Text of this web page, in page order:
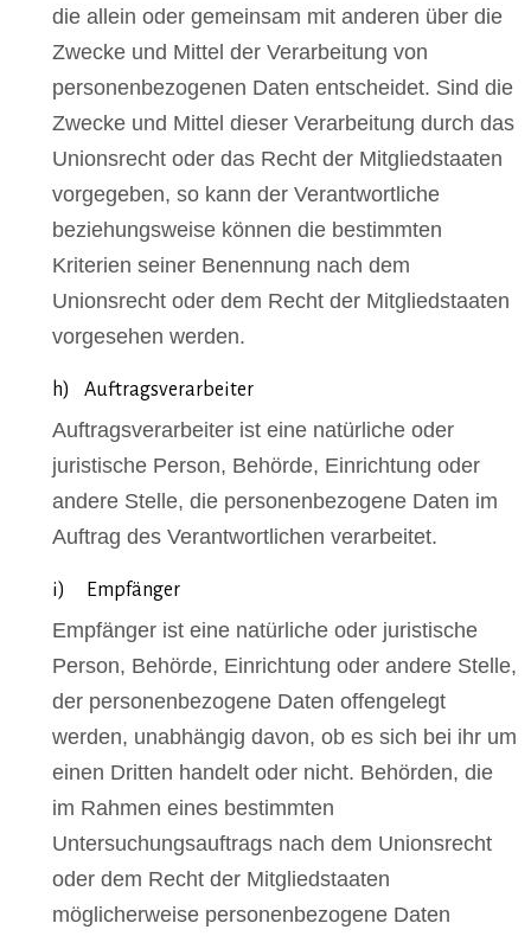
die allein oder gemeinsam mit anderen über die
Zwecke und Mittel der Verarbeitung von
personenbezogenen Daten entscheidet. Sind die
Zwecke und Mittel dieser Verarbeitung durch das
Unionsrecht oder das Recht der Mitgliedstaaten
vorgegeben, so kann der Verantwortliche
beziehungsweise können die bestimmten
Kriterien seiner Benennung nach dem
Unionsrecht oder dem Recht der Mitgliedstaaten
vorgesehen werden.
h) Auftragsverarbeiter
Auftragsverarbeiter ist eine natürliche oder
juristische Person, Behörde, Einrichtung oder
andere Stelle, die personenbezogene Daten im
Auftrag des Verantwortlichen verarbeitet.
i) Empfänger
Empfänger ist eine natürliche oder juristische
Person, Behörde, Einrichtung oder andere Stelle,
der personenbezogene Daten offengelegt
werden, unabhängig davon, ob es sich bei ihr um
einen Dritten handelt oder nicht. Behörden, die
im Rahmen eines bestimmten
Untersuchungsauftrags nach dem Unionsrecht
oder dem Recht der Mitgliedstaaten
möglicherweise personenbezogene Daten